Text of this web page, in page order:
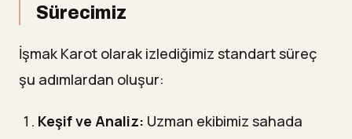
Sürecimiz
İşmak Karot olarak izlediğimiz standart süreç
şu adımlardan oluşur:
Keşif ve Analiz: Uzman ekibimiz sahada